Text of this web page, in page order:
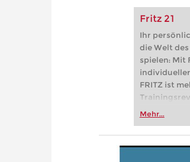
Fritz 21
Ihr
die Welt
spielen: Mit
FRITZ ist
zuvor.
Mehr...